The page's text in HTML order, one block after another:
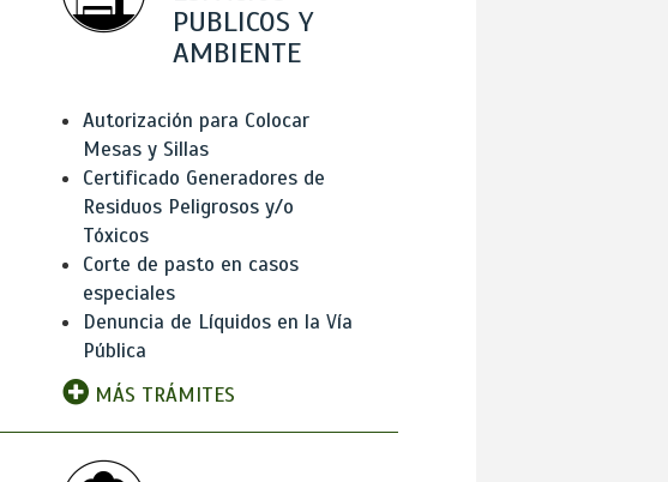
PUBLICOS Y
AMBIENTE
Autorización para Colocar
Mesas y Sillas
Certificado Generadores de
Residuos Peligrosos y/o
Tóxicos
Corte de pasto en casos
especiales
Denuncia de Líquidos en la Vía
Pública
MÁS TRÁMITES